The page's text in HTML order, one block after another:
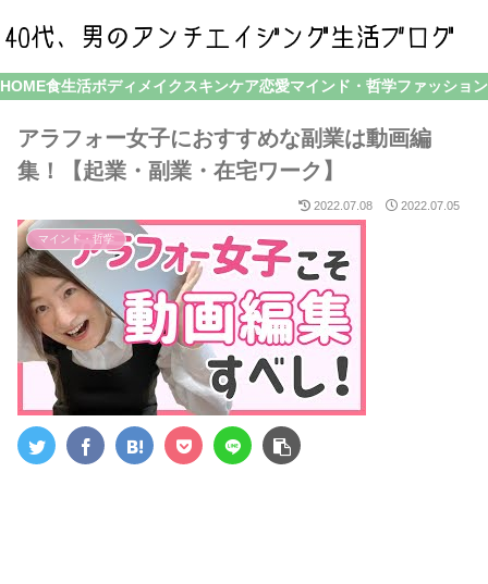
HOME食生活ボディメイク スキンケア恋愛マインド・哲学ファッション
アラフォー女子におすすめな副業は動画編
集！【起業・副業・在宅ワーク】
2022.07.08 2022.07.05
マインド・哲学